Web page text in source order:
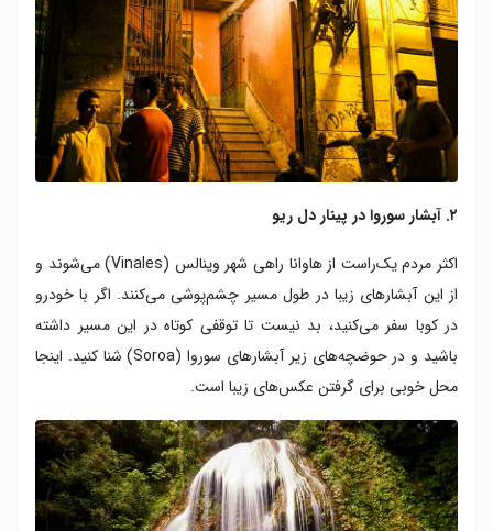
۲. آبشار سوروا در پینار دل ریو
اکثر مردم یک‌راست از هاوانا راهی شهر وینالس (Vinales) می‌شوند و
از این آبشارهای زیبا در طول مسیر چشم‌پوشی می‌کنند. اگر با خودرو
در کوبا سفر می‌کنید، بد نیست تا توقفی کوتاه در این مسیر داشته
باشید و در حوضچه‌های زیر آبشارهای سوروا (Soroa) شنا کنید. اینجا
محل خوبی برای گرفتن عکس‌های زیبا است.